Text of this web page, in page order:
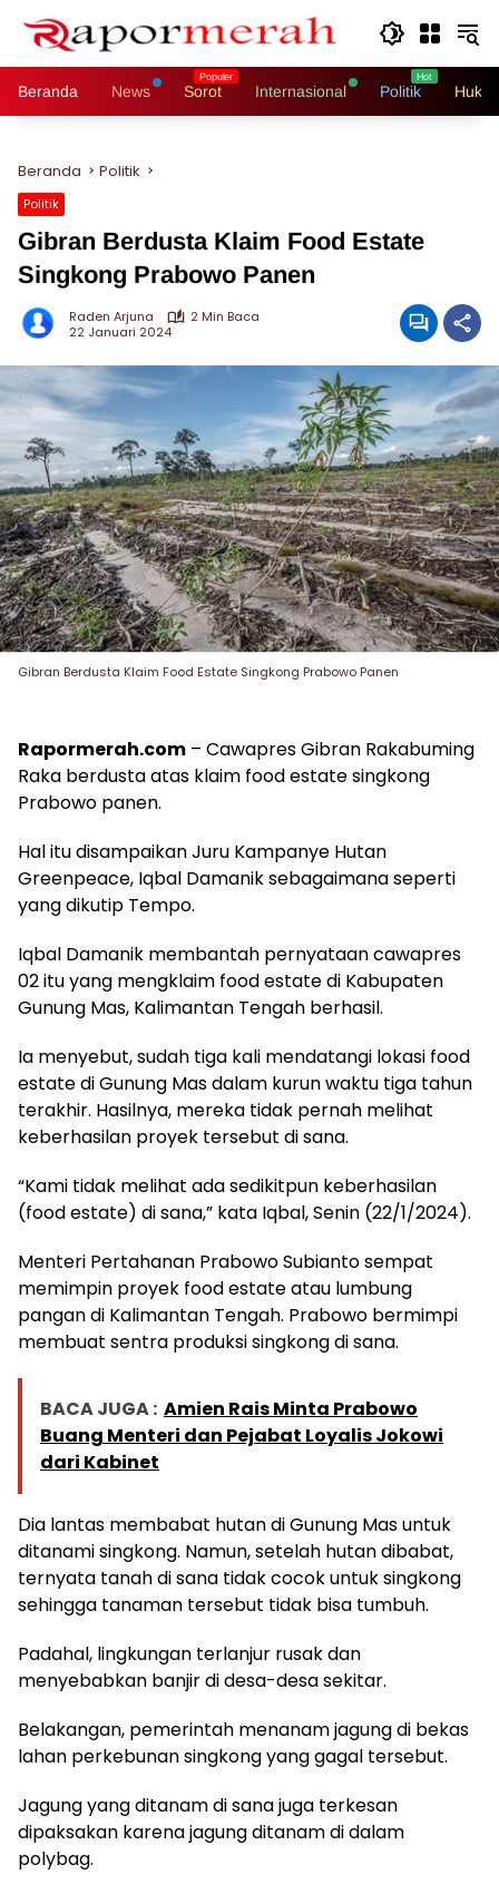
Beranda News Sorot Internasional Politik
Beranda Politik
Politik
Gibran Berdusta Klaim Food Estate
Singkong Prabowo Panen
Raden Arjuna
2 Min Baca
22 Januari 2024
Gibran Berdusta Klaim Food Estate Singkong Prabowo Panen
Rapormerah.com – Cawapres Gibran Rakabuming
Raka berdusta atas klaim food estate singkong
Prabowo panen.
Hal itu disampaikan Juru Kampanye Hutan
Greenpeace, Iqbal Damanik sebagaimana seperti
yang dikutip Tempo.
Iqbal Damanik membantah pernyataan cawapres
02 itu yang mengklaim food estate di Kabupaten
Gunung Mas, Kalimantan Tengah berhasil.
Ia menyebut, sudah tiga kali mendatangi lokasi food
estate di Gunung Mas dalam kurun waktu tiga tahun
terakhir. Hasilnya, mereka tidak pernah melihat
keberhasilan proyek tersebut di sana.
“Kami tidak melihat ada sedikitpun keberhasilan
(food estate) di sana,” kata Iqbal, Senin (22/1/2024).
Menteri Pertahanan Prabowo Subianto sempat
memimpin proyek food estate atau lumbung
pangan di Kalimantan Tengah. Prabowo bermimpi
membuat sentra produksi singkong di sana.
BACA JUGA : Amien Rais Minta Prabowo
Buang Menteri dan Pejabat Loyalis Jokowi
dari Kabinet
Dia lantas membabat hutan di Gunung Mas untuk
ditanami singkong. Namun, setelah hutan dibabat,
ternyata tanah di sana tidak cocok untuk singkong
sehingga tanaman tersebut tidak bisa tumbuh.
Padahal, lingkungan terlanjur rusak dan
menyebabkan banjir di desa-desa sekitar.
Belakangan, pemerintah menanam jagung di bekas
lahan perkebunan singkong yang gagal tersebut.
Jagung yang ditanam di sana juga terkesan
dipaksakan karena jagung ditanam di dalam
polybag.